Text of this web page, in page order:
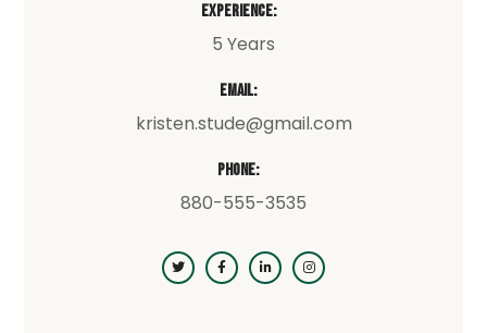
Experience:
5 Years
Email:
kristen.stude@gmail.com
Phone:
880-555-3535